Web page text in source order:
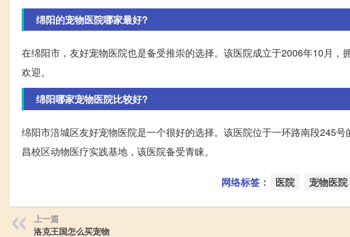
绵阳的宠物医院哪家最好?
在绵阳市，友好宠物医院也是备受推崇的选择。该医院成立于2006年10月
欢迎。
绵阳哪家宠物医院比较好?
绵阳市涪城区友好宠物医院是一个很好的选择。该医院位于一环路南段245
昌校区动物医疗实践基地，该医院备受青睐。
网络标签： 医院 宠物医院
上一篇
洛克王国怎么买宠物